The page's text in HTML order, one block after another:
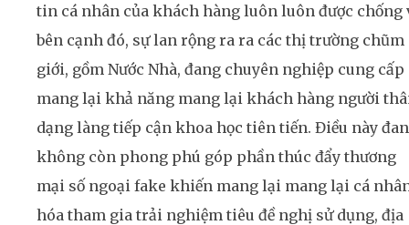
tin cá nhân của khách hàng luôn luôn được chống
bên cạnh đó, sự lan rộng ra ra các thị trường chũm
giới, gồm Nước Nhà, đang chuyên nghiệp cung cấp
mang lại khả năng mang lại khách hàng người
dạng làng tiếp cận khoa học tiên tiến. Điều này
không còn phong phú góp phần thúc đẩy thương
mại số ngoại fake khiến mang lại mang lại cá
hóa tham gia trải nghiệm tiêu đề nghị sử dụng, địa